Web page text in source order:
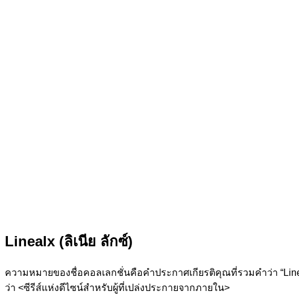
Linealx (ลิเนีย ลักซ์)
ความหมายของชื่อคอลเลกชั่นคือคำประกาศเกียรติคุณที่รวมคำว่า
ว่า <ซีรีส์แห่งดีไซน์สำหรับผู้ที่เปล่งประกายจากภายใน>